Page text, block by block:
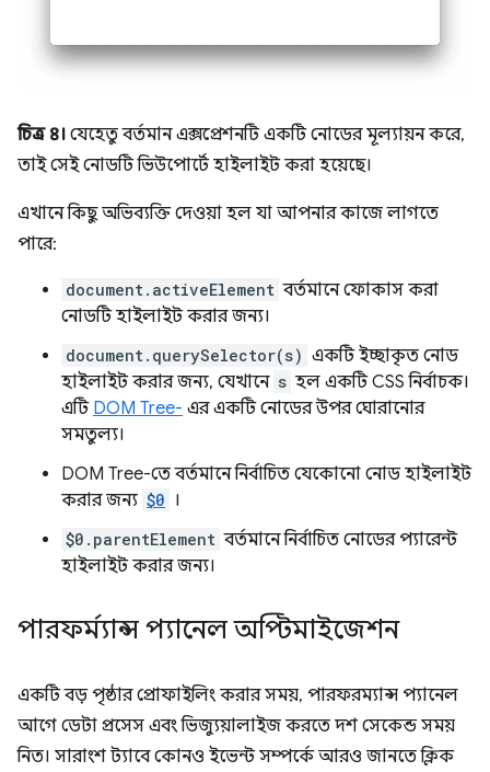
চিত্র ৪। যেহেতু বর্তমান এক্সপ্রেশনটি একটি নোডের মূল্যায়ন করে,
তাই সেই নোডটি ভিউপোর্টে হাইলাইট করা হয়েছে।
এখানে কিছু অভিব্যক্তি দেওয়া হল যা আপনার কাজে লাগতে
পারে:
document.activeElement বর্তমানে ফোকাস করা
নোডটি হাইলাইট করার জন্য।
document.querySelector(s) একটি ইচ্ছাকৃত নোড
হাইলাইট করার জন্য, যেখানে s হল একটি CSS নির্বাচক।
এটি DOM Tree- এর একটি নোডের উপর ঘোরানোর
সমতুল্য।
DOM Tree-তে বর্তমানে নির্বাচিত যেকোনো নোড হাইলাইট
করার জন্য $0 ।
$0.parentElement বর্তমানে নির্বাচিত নোডের প্যারেন্ট
হাইলাইট করার জন্য।
পারফর্ম্যান্স প্যানেল অপ্টিমাইজেশন
একটি বড় পৃষ্ঠার প্রোফাইলিং করার সময়, পারফরম্যান্স প্যানেল
আগে ডেটা প্রসেস এবং ভিজ্যুয়ালাইজ করতে দশ সেকেন্ড সময়
নিত। সারাংশ ট্যাবে কোনও ইভেন্ট সম্পর্কে আরও জানতে ক্লিক